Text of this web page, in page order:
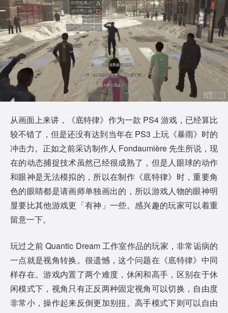
从画面上来讲，《底特律》作为一款 PS4 游戏，已经算比
较不错了，但是还没有达到当年在 PS3 上玩《暴雨》时的
冲击力。正如之前采访制作人 Fondaumière 先生所说，现
在的动态捕捉技术虽然已经很成熟了，但是人眼球的动作
和眼神是无法模拟的，所以在制作《底特律》时，重要角
色的眼睛都是请画师单独画出的，所以游戏人物的眼神明
显要比其他游戏更「有神」一些。感兴趣的玩家可以着重
留意一下。
玩过之前 Quantic Dream 工作室作品的玩家，非常诟病的
一点就是视角转换。很遗憾，这个问题在《底特律》中同
样存在。游戏内置了两个难度，休闲和高手，区别在于休
闲模式下，视角只有正反两种固定视角可以切换，自由度
非常小，操作起来反倒更加别扭。高手模式下则可以自由